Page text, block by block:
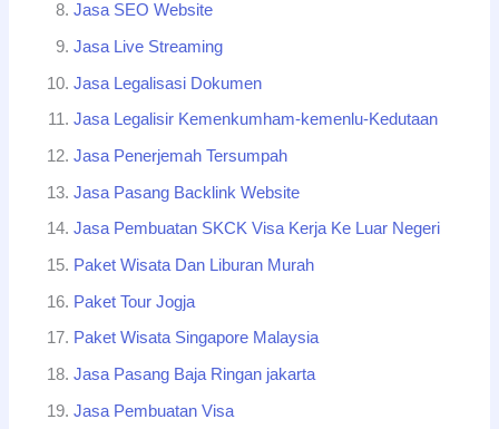
Jasa SEO Website
Jasa Live Streaming
Jasa Legalisasi Dokumen
Jasa Legalisir Kemenkumham-kemenlu-Kedutaan
Jasa Penerjemah Tersumpah
Jasa Pasang Backlink Website
Jasa Pembuatan SKCK Visa Kerja Ke Luar Negeri
Paket Wisata Dan Liburan Murah
Paket Tour Jogja
Paket Wisata Singapore Malaysia
Jasa Pasang Baja Ringan jakarta
Jasa Pembuatan Visa